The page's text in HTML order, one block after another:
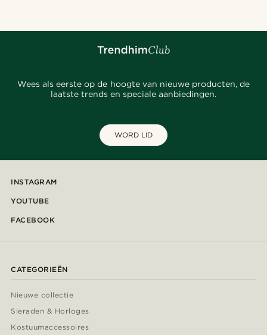
Wees als eerste op de hoogte van nieuwe producten, de
laatste trends en speciale aanbiedingen.
WORD LID
INSTAGRAM
YOUTUBE
FACEBOOK
CATEGORIEËN
Nieuwe collectie
Sieraden & Horloges
Kostuumaccessoires